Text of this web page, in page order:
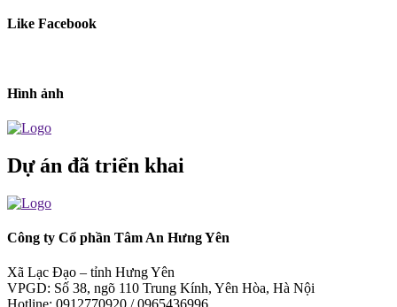
Like Facebook
Hình ảnh
Dự án đã triển khai
Công ty Cổ phần Tâm An Hưng Yên
Xã Lạc Đạo – tỉnh Hưng Yên
VPGD: Số 38, ngõ 110 Trung Kính, Yên Hòa, Hà Nội